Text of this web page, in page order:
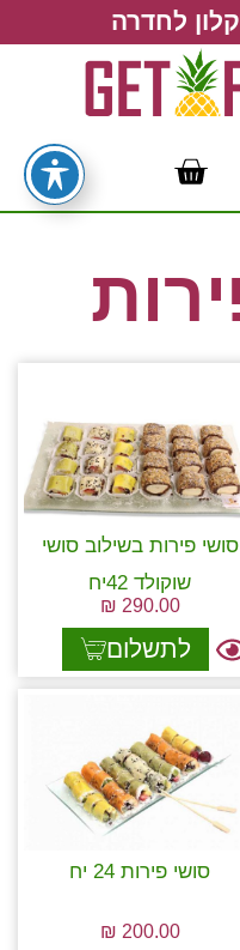
לחדרה
סושי פירות בשילוב סושי
שוקולד 42יח
290.00
₪
לתשלום
סושי פירות 24 יח
200.00
₪